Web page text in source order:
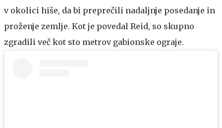
v okolici hiše, da bi preprečili nadaljnje posedanje in
proženje zemlje. Kot je povedal Reid, so skupno
zgradili več kot sto metrov gabionske ograje.